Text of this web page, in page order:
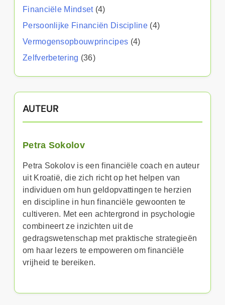
Financiële Mindset(4)
Persoonlijke Financiën Discipline(4)
Vermogensopbouwprincipes (4)
Zelfverbetering (36)
AUTEUR
Petra Sokolov
Petra Sokolov is een financiële coach en auteur
uit Kroatië, die zich richt op het helpen van
individuen om hun geldopvattingen te herzien
en discipline in hun financiële gewoonten te
cultiveren. Met een achtergrond in psychologie
combineert ze inzichten uit de
gedragswetenschap met praktische strategieën
om haar lezers te empoweren om financiële
vrijheid te bereiken.